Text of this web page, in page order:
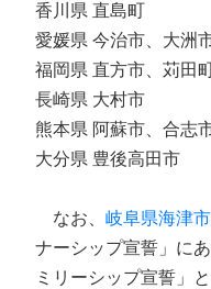
香川県 直島町
愛媛県 今治市、大洲
福岡県 直方市、苅田
長崎県 大村市
熊本県 阿蘇市、合志
大分県 豊後高田市
なお、 岐阜県海津市
ナーシップ宣誓」に
ミリーシップ宣誓」